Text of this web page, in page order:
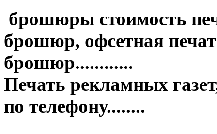
брошюры стоимость
брошюр, офсетная
брошюр............
Печать рекламных
по телефону........